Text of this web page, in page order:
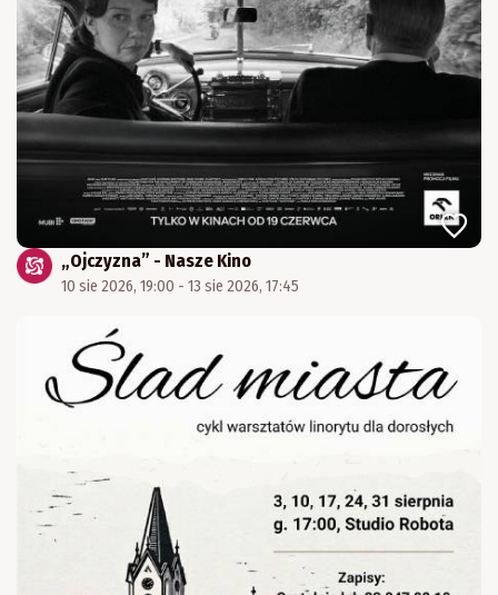
„Ojczyzna” - Nasze Kino
10 sie 2026, 19:00 - 13 sie 2026, 17:45